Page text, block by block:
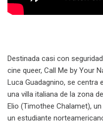
Destinada casi con
cine queer, Call Me by Your
Luca Guadagnino, se centra
una villa italiana de la zona
Elio (Timothee Chalamet),
un estudiante